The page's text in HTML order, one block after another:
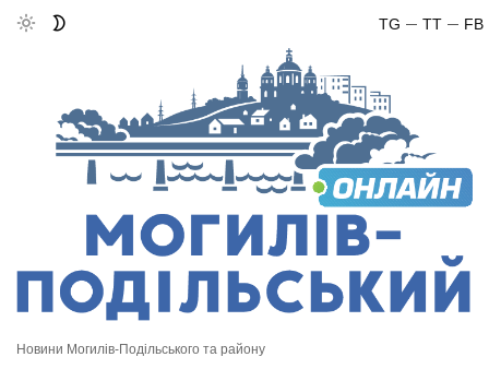
FB
TT
TG
Новини Могилів-Подільського та району